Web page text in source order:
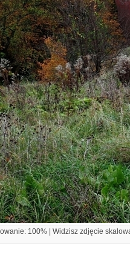
100% | Widzisz zdjęcie